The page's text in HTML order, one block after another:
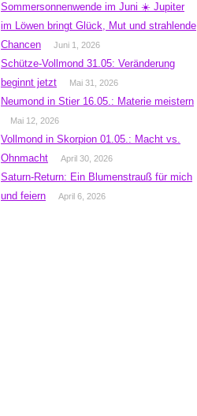
Sommersonnenwende im Juni ☀️ Jupiter
im Löwen bringt Glück, Mut und strahlende
Chancen
Juni 1, 2026
Schütze-Vollmond 31.05: Veränderung
beginnt jetzt
Mai 31, 2026
Neumond in Stier 16.05.: Materie meistern
Mai 12, 2026
Vollmond in Skorpion 01.05.: Macht vs.
Ohnmacht
April 30, 2026
Saturn-Return: Ein Blumenstrauß für mich
und feiern
April 6, 2026